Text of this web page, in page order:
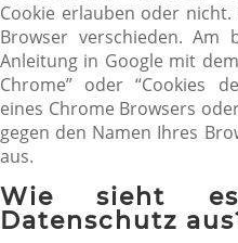
Cookie erlauben oder
Browser verschieden.
Anleitung in Google mit
Chrome” oder “Cookies
eines Chrome Browsers
gegen den Namen Ihres
aus.
Wie sieht
Datenschutz